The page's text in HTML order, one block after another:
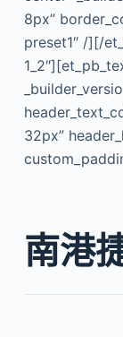
8px”
preset1″ /][/
32px”
南港